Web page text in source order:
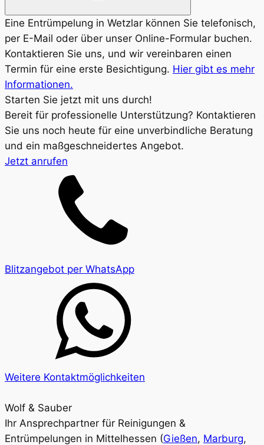
Eine Entrümpelung in Wetzlar können Sie telefonisch,
per E-Mail oder über unser Online-Formular buchen.
Kontaktieren Sie uns, und wir vereinbaren einen
Termin für eine erste Besichtigung. Hier gibt es mehr
Informationen.
Starten Sie jetzt mit uns durch!
Bereit für professionelle Unterstützung? Kontaktieren
Sie uns noch heute für eine unverbindliche Beratung
und ein maßgeschneidertes Angebot.
Jetzt anrufen
Blitzangebot per WhatsApp
Weitere Kontaktmöglichkeiten
Wolf & Sauber
Ihr Ansprechpartner für Reinigungen &
Entrümpelungen in Mittelhessen (Gießen, Marburg,